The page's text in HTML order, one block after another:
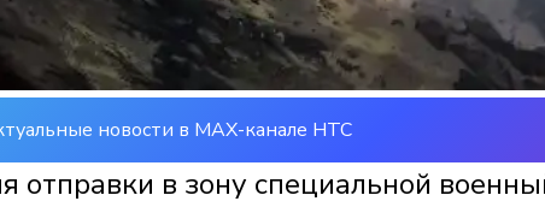
новости в MAX-канале НТС
отправки в зону специальной